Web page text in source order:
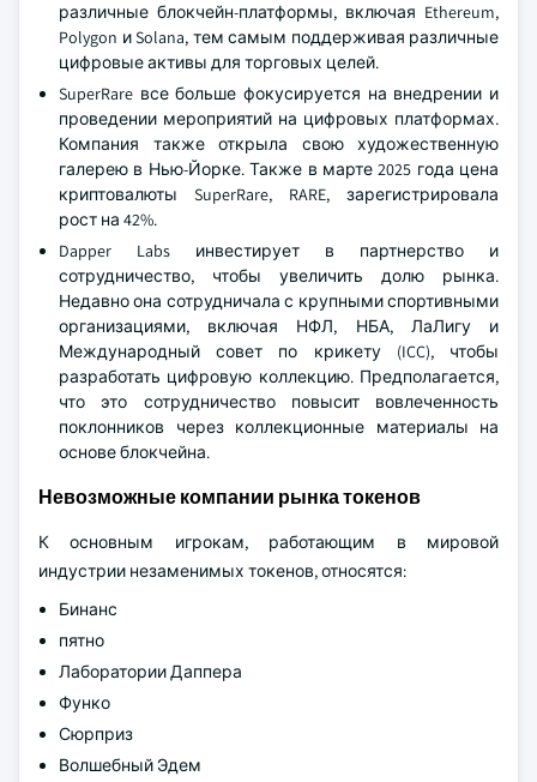
различные блокчейн-платформы, включая Ethereum,
Polygon и Solana, тем самым поддерживая различные
цифровые активы для торговых целей.
SuperRare все больше фокусируется на внедрении и
проведении мероприятий на цифровых платформах.
Компания также открыла свою художественную
галерею в Нью-Йорке. Также в марте 2025 года цена
криптовалюты SuperRare, RARE, зарегистрировала
рост на 42%.
Dapper Labs инвестирует в партнерство и
сотрудничество, чтобы увеличить долю рынка.
Недавно она сотрудничала с крупными спортивными
организациями, включая НФЛ, НБА, ЛаЛигу и
Международный совет по крикету (ICC), чтобы
разработать цифровую коллекцию. Предполагается,
что это сотрудничество повысит вовлеченность
поклонников через коллекционные материалы на
основе блокчейна.
Невозможные компании рынка токенов
К основным игрокам, работающим в мировой
индустрии незаменимых токенов, относятся:
Бинанс
пятно
Лаборатории Даппера
Функо
Сюрприз
Волшебный Эдем